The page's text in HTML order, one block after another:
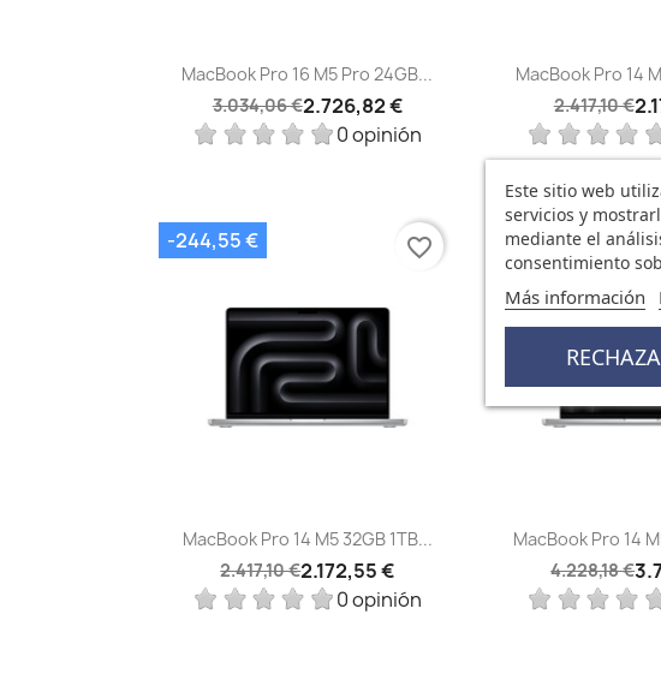
Vista rápida
MacBook Pro 16 M5 Pro 24GB...
3.034,06 €2.726,82 €
0 opinión
Vista
MacBook Pro 14
2.417,10 €
Vista rápida
MacBook Pro 14 M5 32GB 1TB...
2.417,10 €2.172,55 €
0 opinión
-244,55 € favorite_border
Vista
MacBook Pro 14
4.228,18 €
-428,57 €
Este sitio web
servicios y
mediante el
consentimiento
Más información